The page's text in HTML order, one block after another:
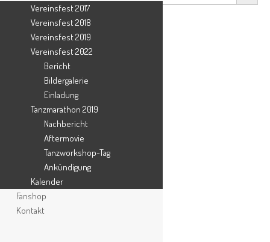
Vereinsfest 2017
Vereinsfest 2018
Vereinsfest 2019
Vereinsfest 2022
Bericht
Bildergalerie
Einladung
Tanzmarathon 2019
Nachbericht
Aftermovie
Tanzworkshop-Tag
Ankündigung
Kalender
Fanshop
Kontakt